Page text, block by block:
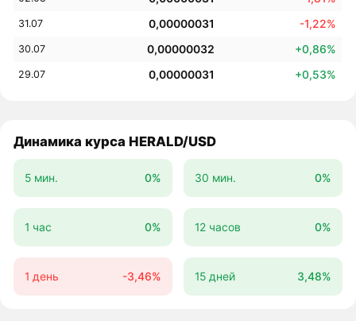
31.07 0,00000031 -1,22%
30.07 0,00000032 +0,86%
29.07 0,00000031 +0,53%
Динамика курса HERALD/USD
5 мин. 0% 30 мин. 0%
1 час 0% 12 часов 0%
1 день -3,46% 15 дней 3,48%